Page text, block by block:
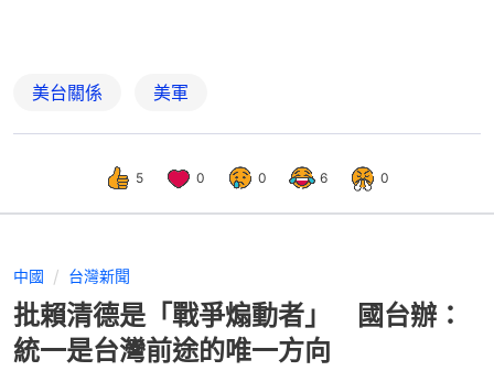
美台關係 美軍
5 0 0 6 0
中國 台灣新聞
批賴清德是「戰爭煽動者」 國台辦：
統一是台灣前途的唯一方向